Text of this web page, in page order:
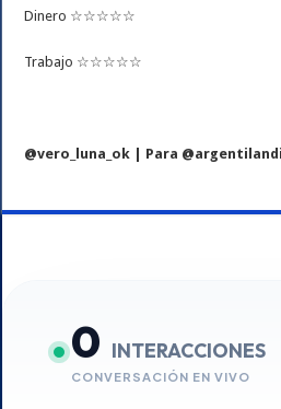
Dinero ☆☆☆☆☆
Trabajo ☆☆☆☆☆
@vero_luna_ok | Para
0 INTERACCIONES
CONVERSACIÓN EN VIVO